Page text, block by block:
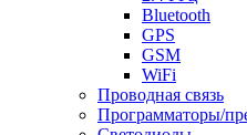
Bluetooth
GPS
GSM
WiFi
Проводная связь
Программаторы/